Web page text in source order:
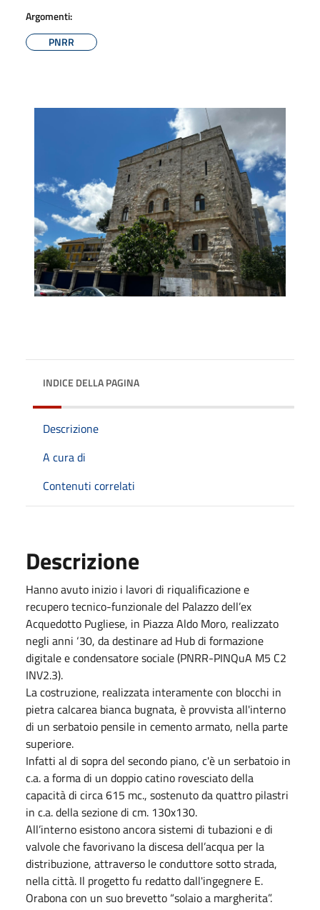
Argomenti:
PNRR
INDICE DELLA PAGINA
Descrizione
A cura di
Contenuti correlati
Descrizione
Hanno avuto inizio i lavori di riqualificazione e
recupero tecnico-funzionale del Palazzo dell’ex
Acquedotto Pugliese, in Piazza Aldo Moro, realizzato
negli anni ‘30, da destinare ad Hub di formazione
digitale e condensatore sociale (PNRR-PINQuA M5 C2
INV2.3).
La costruzione, realizzata interamente con blocchi in
pietra calcarea bianca bugnata, è provvista all'interno
di un serbatoio pensile in cemento armato, nella parte
superiore.
Infatti al di sopra del secondo piano, c'è un serbatoio in
c.a. a forma di un doppio catino rovesciato della
capacità di circa 615 mc., sostenuto da quattro pilastri
in c.a. della sezione di cm. 130x130.
All’interno esistono ancora sistemi di tubazioni e di
valvole che favorivano la discesa dell’acqua per la
distribuzione, attraverso le conduttore sotto strada,
nella città. Il progetto fu redatto dall'ingegnere E.
Orabona con un suo brevetto “solaio a margherita”.